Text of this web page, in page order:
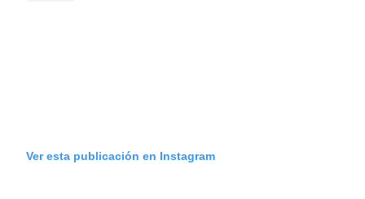
Ver esta publicación en Instagram